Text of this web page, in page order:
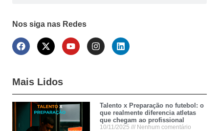
Nos siga nas Redes
Mais Lidos
Talento x Preparação no futebol: o
que realmente diferencia atletas
que chegam ao profissional
10/11/2025 Nenhum comentário